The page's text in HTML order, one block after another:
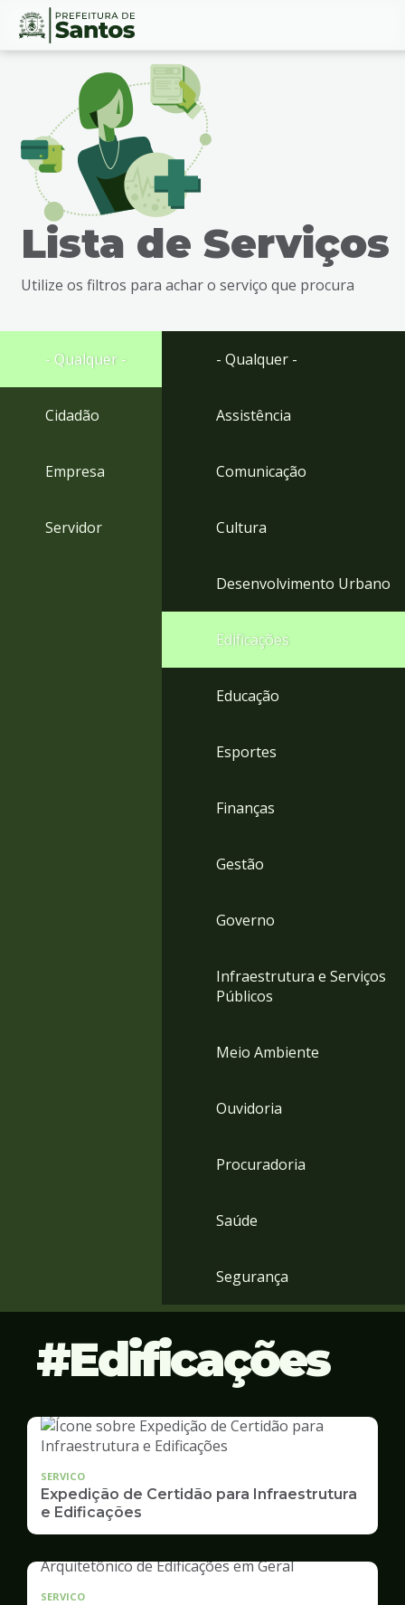
Ir
busca
Ir
rodapé
Conteúdo
Lista de Serviços
Utilize os filtros para achar o serviço que procura
- Qualquer -
Cidadão
Empresa
Servidor
- Qualquer -
Assistência
Comunicação
Cultura
Desenvolvimento Urbano
Edificações
Educação
Esportes
Finanças
Gestão
Governo
Infraestrutura e Serviços
Públicos
Meio Ambiente
Ouvidoria
Procuradoria
Saúde
Segurança
Edificações
SERVICO
Expedição de Certidão para Infraestrutura
e Edificações
SERVICO